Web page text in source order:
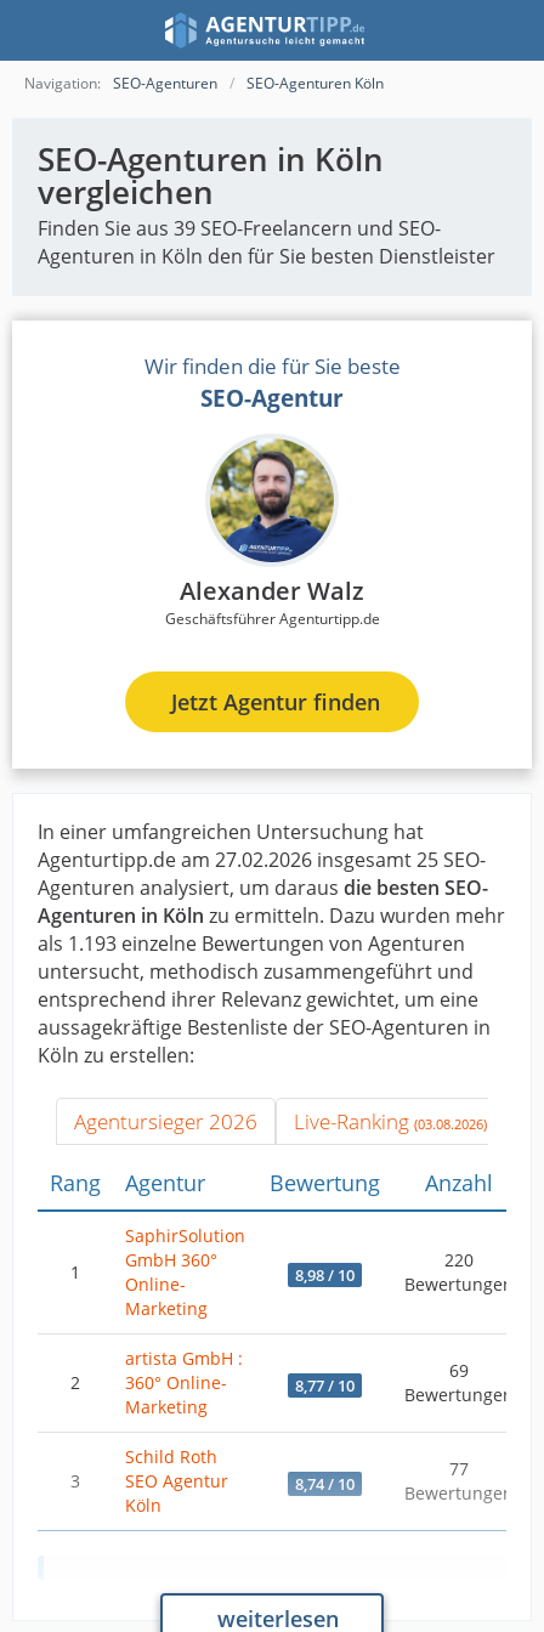
Navigation: SEO-Agenturen SEO-Agenturen Köln
SEO-Agenturen in Köln
vergleichen
Finden Sie aus 39 SEO-Freelancern und SEO-
Agenturen in Köln den für Sie besten Dienstleister
Wir finden die für Sie beste
SEO-Agentur
Alexander Walz
Geschäftsführer Agenturtipp.de
Jetzt Agentur finden
In einer umfangreichen Untersuchung hat
Agenturtipp.de am 27.02.2026 insgesamt 25 SEO-
Agenturen analysiert, um daraus die besten SEO-
Agenturen in Köln zu ermitteln. Dazu wurden mehr
als 1.193 einzelne Bewertungen von Agenturen
untersucht, methodisch zusammengeführt und
entsprechend ihrer Relevanz gewichtet, um eine
aussagekräftige Bestenliste der SEO-Agenturen in
Köln zu erstellen:
Agentursieger 2026 Live-Ranking (03.08.2026)
Rang Agentur Bewertung Anzahl
1
SaphirSolution
GmbH 360°
Online-
Marketing
8,98 / 10
220
Bewertungen
2
artista GmbH :
360° Online-
Marketing
8,77 / 10
69
Bewertungen
3
Schild Roth
SEO Agentur
Köln
8,74 / 10
77
Bewertungen
Analyse & Daten vom 27.02.2026
weiterlesen